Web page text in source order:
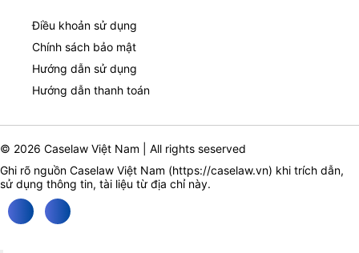
Điều khoản sử dụng
Chính sách bảo mật
Hướng dẫn sử dụng
Hướng dẫn thanh toán
© 2026 Caselaw Việt Nam | All rights seserved
Ghi rõ nguồn Caselaw Việt Nam (https://caselaw.vn) khi trích dẫn,
sử dụng thông tin, tài liệu từ địa chỉ này.